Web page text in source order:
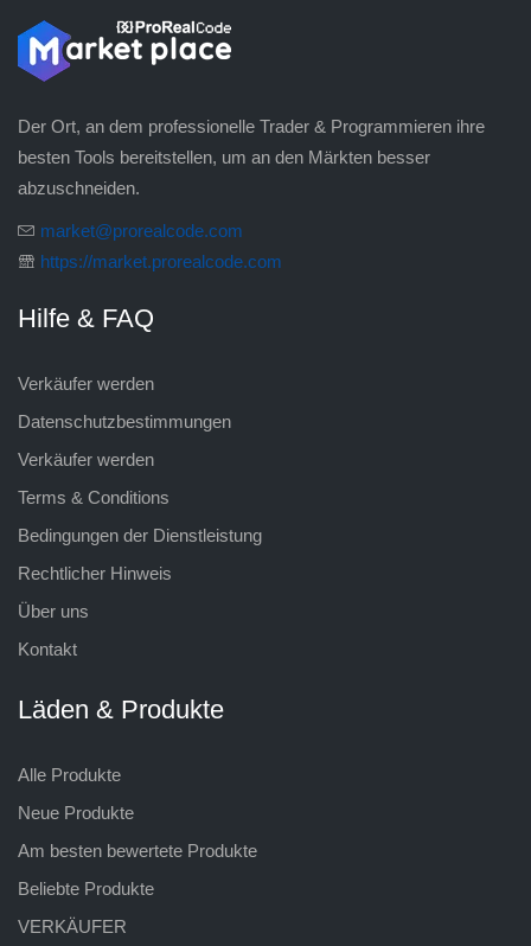
Der Ort, an dem professionelle Trader & Programmieren ihre
besten Tools bereitstellen, um an den Märkten besser
abzuschneiden.
market@prorealcode.com
https://market.prorealcode.com
Hilfe & FAQ
Verkäufer werden
Datenschutzbestimmungen
Verkäufer werden
Terms & Conditions
Bedingungen der Dienstleistung
Rechtlicher Hinweis
Über uns
Kontakt
Läden & Produkte
Alle Produkte
Neue Produkte
Am besten bewertete Produkte
Beliebte Produkte
VERKÄUFER